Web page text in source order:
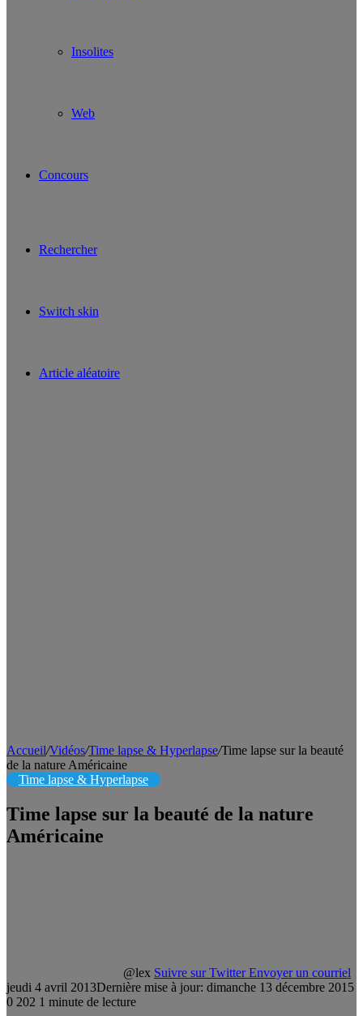
Insolites
Web
Concours
Rechercher
Switch skin
Article aléatoire
Accueil/Vidéos/Time lapse & Hyperlapse/Time lapse sur la beauté
de la nature Américaine
Time lapse & Hyperlapse
Time lapse sur la beauté de la nature
Américaine
@lex Suivre sur Twitter Envoyer un courriel
jeudi 4 avril 2013Dernière mise à jour: dimanche 13 décembre 2015
0 202 1 minute de lecture